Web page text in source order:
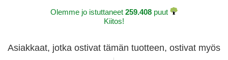
Olemme jo istuttaneet 259.408 puut
Kiitos!
Asiakkaat, jotka ostivat tämän tuotteen, ostivat myös